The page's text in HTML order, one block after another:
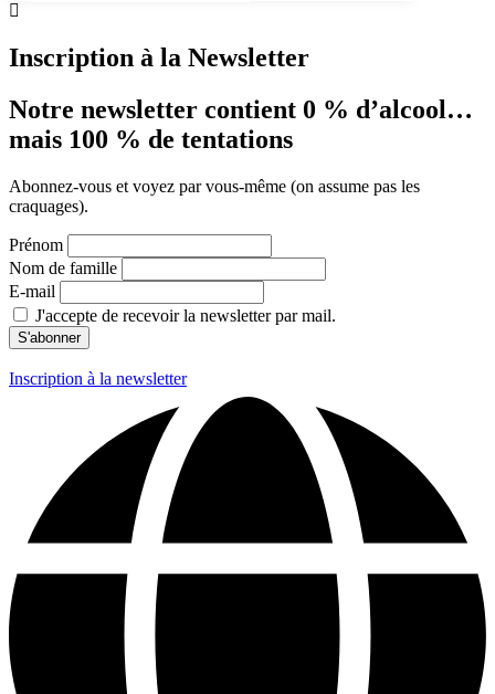
Inscription à la Newsletter
Notre newsletter contient 0 % d’alcool…
mais 100 % de tentations
Abonnez-vous et voyez par vous-même (on assume pas les
craquages).
Prénom
Nom de famille
E-mail
J'accepte de recevoir la newsletter par mail.
Inscription à la newsletter